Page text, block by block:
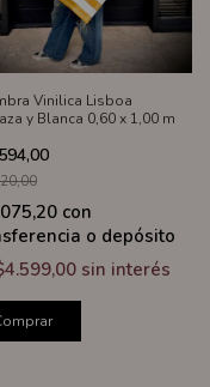
Vinilica Lisboa
y Blanca 0,60 x 1,00 m
con
o depósito
sin interés